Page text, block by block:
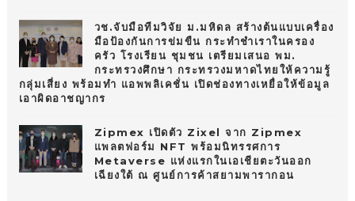
วช.จับมือทีมวิจัย ม.มหิดล สร้างต้นแบบเครื่อง
มือป้องกันการข่มขืน กระทำชำเราในครอง
ครัว โรงเรียน ชุมชน เตรียมเสนอ พม.
กระทรวงศึกษา กระทรวงมหาดไทยให้ความรู้
กลุ่มเสี่ยง พร้อมทำ แอพพลิเคชั่น เปิดช่องทางเหยื่อให้ข้อมูล
เอาผิดอาชญากร
Zipmex เปิดตัว Zixel จาก Zipmex
แพลตฟอร์ม NFT พร้อมนิทรรศการ
Metaverse แห่งแรกในเอเชียตะวันออก
เฉียงใต้ ณ ศูนย์การค้าสยามพารากอน